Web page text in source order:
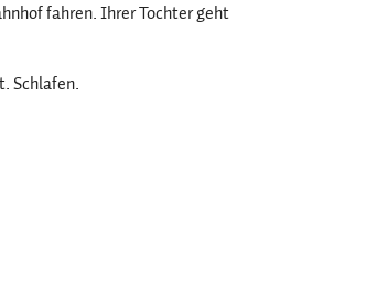
fahren. Ihrer Tochter geht
Schlafen.